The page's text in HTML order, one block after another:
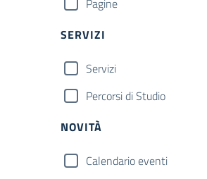
Pagine
SERVIZI
Servizi
Percorsi di Studio
NOVITÀ
Calendario eventi